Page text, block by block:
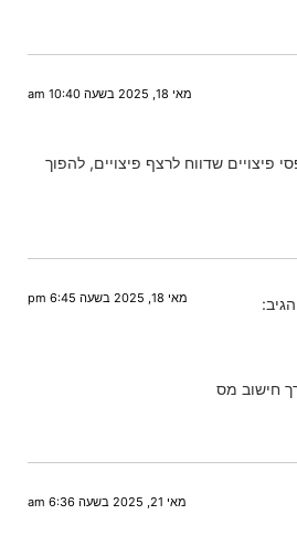
מאי 18, 2025 בשעה 10:40 am
פיצויים שדווח לרצף פיצויים, להפוך
הגיב: מאי 18, 2025 בשעה 6:45 pm
חישוב מס
מאי 21, 2025 בשעה 6:36 am